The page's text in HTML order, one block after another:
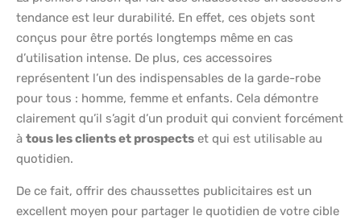
tendance est leur durabilité. En effet, ces objets sont
conçus pour être portés longtemps même en cas
d’utilisation intense. De plus, ces accessoires
représentent l’un des indispensables de la garde-robe
pour tous : homme, femme et enfants. Cela démontre
clairement qu’il s’agit d’un produit qui convient forcément
à tous les clients et prospects et qui est utilisable au
quotidien.
De ce fait, offrir des chaussettes publicitaires est un
excellent moyen pour partager le quotidien de votre cible